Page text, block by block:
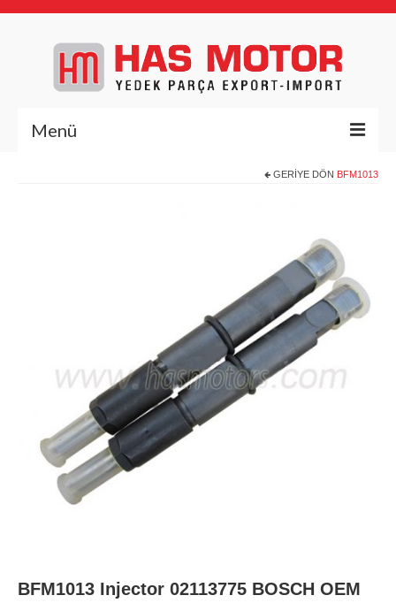
Menü
BFL413/513
BFM1013
BFM1015
BFM2011
GERIYE DÖN BFM1013
BFM1013 Injector 02113775 BOSCH OEM